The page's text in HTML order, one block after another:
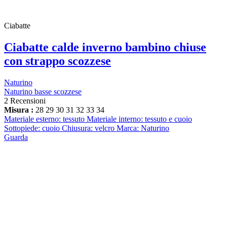
Ciabatte
Ciabatte calde inverno bambino chiuse
con strappo scozzese
Naturino
Naturino basse scozzese
2 Recensioni
Misura : 28 29 30 31 32 33 34
Materiale esterno: tessuto Materiale interno: tessuto e cuoio
Sottopiede: cuoio Chiusura: velcro Marca: Naturino
Guarda